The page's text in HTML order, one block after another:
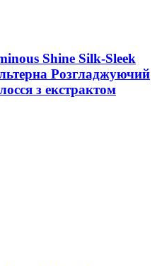
Shine Silk-Sleek
Розгладжуючий
з екстрактом